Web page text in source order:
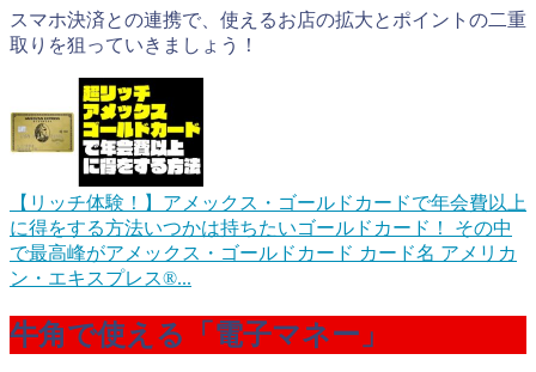
スマホ決済との連携で、使えるお店の拡大とポイントの二重
取りを狙っていきましょう！
【リッチ体験！】アメックス・ゴールドカードで年会費以上
に得をする方法いつかは持ちたいゴールドカード！ その中
で最高峰がアメックス・ゴールドカード カード名 アメリカ
ン・エキスプレス®...
牛角で使える「電子マネー」